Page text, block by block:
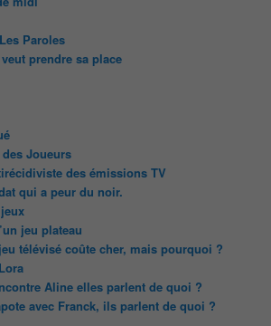
Paroles
prendre sa place
Joueurs
des émissions TV
qui a peur du noir.
jeu plateau
télévisé coûte cher, mais pourquoi ?
Aline elles parlent de quoi ?
avec Franck, ils parlent de quoi ?